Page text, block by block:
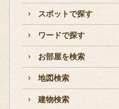
スポットで探す
ワードで探す
お部屋を検索
地図検索
建物検索